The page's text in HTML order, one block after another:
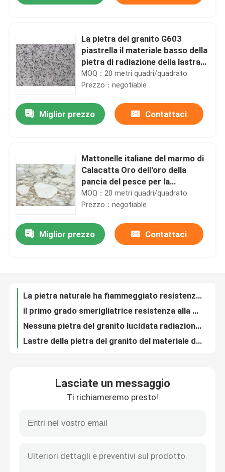
Casa.
Su di noi
Controllo della qualità
Contattaci
La pietra del granito G603
piastrella il materiale basso della
pietra di radiazione della lastra
di cristallo di Padang
MOQ：20 metri quadri/quadrato
Prezzo：negotiable
Miglior prezzo Contattaci
Mattonelle italiane del marmo di
Calacatta Oro dell'oro della
pancia del pesce per la
decorazione interna di lusso
MOQ：20 metri quadri/quadrato
Prezzo：negotiable
Miglior prezzo Contattaci
Lastre della pietra del granito del materiale da costruzione, mattonelle del granito di Nerone Assoluto
Il materiale da costruzione ha fiammeggiato Nerone Assoluto Granito, lastra del granito della galassia del nero della Cina
Alto granito lucidato di Forest Green tagliato per graduare i tamponi a cuscinetti per lucidare secondo la misura del granito
Le mattonelle del tono del granito del materiale da costruzione, granito bianco dell'India G603 piastrellano 60x60
Lasciate un messaggio
Ti richiameremo presto!